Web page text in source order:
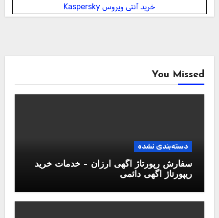
خرید آنتی ویروس Kaspersky
You Missed
دسته‌بندی نشده
سفارش رپورتاژ آگهی ارزان – خدمات خرید
ریپورتاژ اگهی دائمی